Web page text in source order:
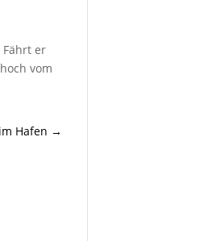
er
vom
Hafen →